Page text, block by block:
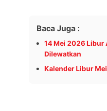
Baca Juga :
14 Mei 2026 Libur
Dilewatkan
Kalender Libur